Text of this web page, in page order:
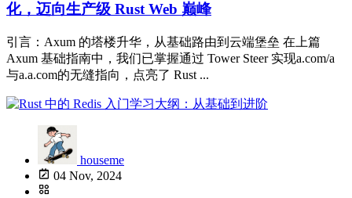
化，迈向生产级 Rust Web 巅峰
引言：Axum 的塔楼升华，从基础路由到云端堡垒 在上篇
Axum 基础指南中，我们已掌握通过 Tower Steer 实现a.com/a
与a.a.com的无缝指向，点亮了 Rust ...
houseme
04 Nov, 2024